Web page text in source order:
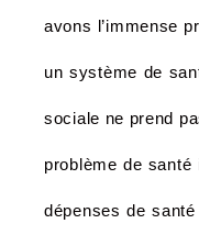
avons l’immense
un système de
sociale ne prend
problème de
dépenses de